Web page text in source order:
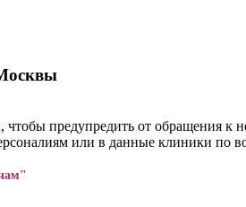
предупредить от обращения
или в данные клиники по